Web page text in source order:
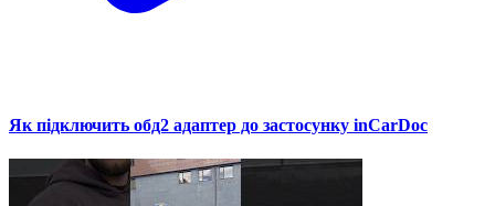
Як підключить обд2 адаптер до застосунку inCarDoc